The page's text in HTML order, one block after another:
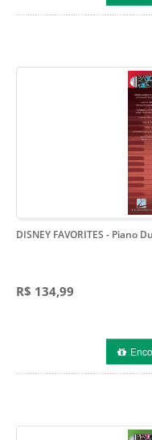
DISNEY FAVORITES - Piano
R$ 134,99